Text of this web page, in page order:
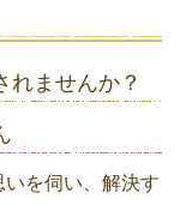
れませんか？
を伺い、解決す